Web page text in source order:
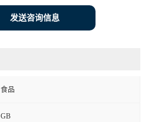
发送咨询信息
食品
GB